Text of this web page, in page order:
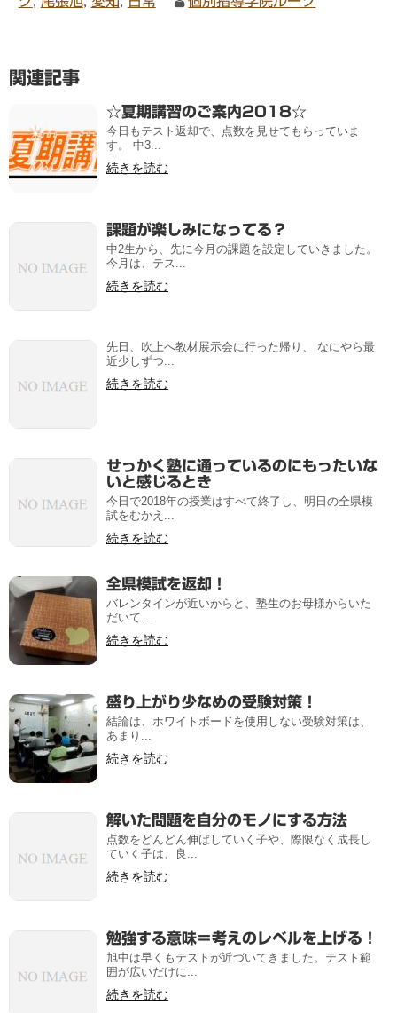
関連記事
☆夏期講習のご案内2018☆
今日もテスト返却で、点数を見せてもらっていま
す。 中3...
続きを読む
課題が楽しみになってる？
中2生から、先に今月の課題を設定していきました。
今月は、テス...
続きを読む
先日、吹上へ教材展示会に行った帰り、 なにやら最
近少しずつ...
続きを読む
せっかく塾に通っているのにもったいな
いと感じるとき
今日で2018年の授業はすべて終了し、明日の全県模
試をむかえ...
続きを読む
全県模試を返却！
バレンタインが近いからと、塾生のお母様からいた
だいて...
続きを読む
盛り上がり少なめの受験対策！
結論は、ホワイトボードを使用しない受験対策は、
あまり...
続きを読む
解いた問題を自分のモノにする方法
点数をどんどん伸ばしていく子や、際限なく成長し
ていく子は、良...
続きを読む
勉強する意味＝考えのレベルを上げる！
旭中は早くもテストが近づいてきました。テスト範
囲が広いだけに...
続きを読む